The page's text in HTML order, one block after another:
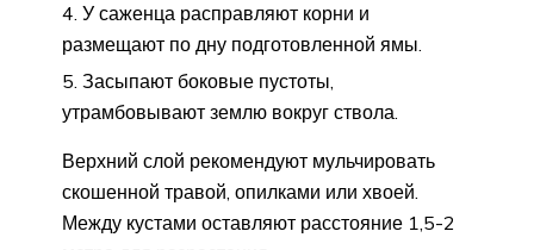
У саженца расправляют корни и
размещают по дну подготовленной ямы.
Засыпают боковые пустоты,
утрамбовывают землю вокруг ствола.
Верхний слой рекомендуют мульчировать
скошенной травой, опилками или хвоей.
Между кустами оставляют расстояние 1,5-2